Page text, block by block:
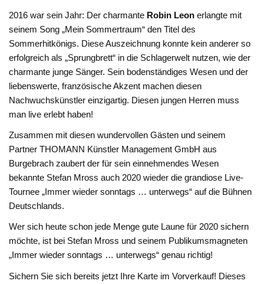
2016 war sein Jahr: Der charmante Robin Leon erlangte mit
seinem Song „Mein Sommertraum“ den Titel des
Sommerhitkönigs. Diese Auszeichnung konnte kein anderer so
erfolgreich als „Sprungbrett“ in die Schlagerwelt nutzen, wie der
charmante junge Sänger. Sein bodenständiges Wesen und der
liebenswerte, französische Akzent machen diesen
Nachwuchskünstler einzigartig. Diesen jungen Herren muss
man live erlebt haben!
Zusammen mit diesen wundervollen Gästen und seinem
Partner THOMANN Künstler Management GmbH aus
Burgebrach zaubert der für sein einnehmendes Wesen
bekannte Stefan Mross auch 2020 wieder die grandiose Live-
Tournee „Immer wieder sonntags … unterwegs“ auf die Bühnen
Deutschlands.
Wer sich heute schon jede Menge gute Laune für 2020 sichern
möchte, ist bei Stefan Mross und seinem Publikumsmagneten
„Immer wieder sonntags … unterwegs“ genau richtig!
Sichern Sie sich bereits jetzt Ihre Karte im Vorverkauf! Dieses